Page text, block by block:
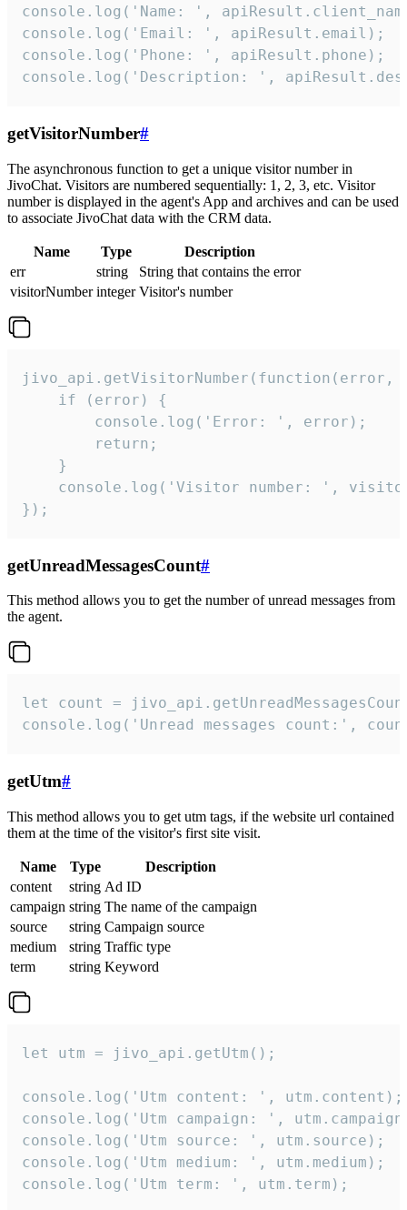
console.log('Name: ',
console.log('Email: ', apiResult.email);
console.log('Phone: ', apiResult.phone);
console.log('Description: ',
getVisitorNumber#
The asynchronous function to get a unique visitor number in
JivoChat. Visitors are numbered sequentially: 1, 2, 3, etc. Visitor
number is displayed in the agent's App and archives and can be used
to associate JivoChat data with the CRM data.
Name Type
Description
err
string
String that contains the error
visitorNumber integer Visitor's number
jivo_api.getVisitorNumber(function(error,
    if (error) {
        console.log('Error: ', error);
        return;
    }
console.log('Visitor number: ',
});
getUnreadMessagesCount#
This method allows you to get the number of unread messages from
the agent.
let count =
console.log('Unread messages count:',
getUtm#
This method allows you to get utm tags, if the website url contained
them at the time of the visitor's first site visit.
Name Type
Description
content
string Ad ID
campaign string The name of the campaign
source
string Campaign source
medium
string Traffic type
term
string Keyword
let utm = jivo_api.getUtm();
console.log('Utm content: ', utm.content);
console.log('Utm campaign: ',
console.log('Utm source: ', utm.source);
console.log('Utm medium: ', utm.medium);
console.log('Utm term: ', utm.term);